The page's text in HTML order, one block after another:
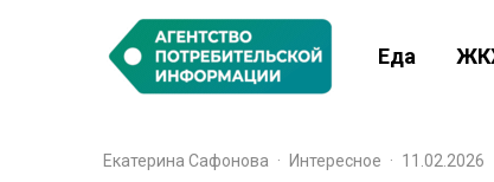
Еда
Екатерина Сафонова · Интересное · 11.02.2026